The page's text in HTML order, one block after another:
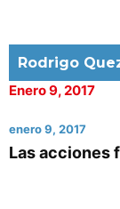
Rodrigo
Enero 9, 2017
enero 9, 2017
Las acciones